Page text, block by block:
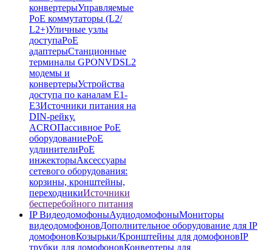
конвертерыУправляемые
PoE коммутаторы (L2/
L2+)Уличные узлы
доступаPoE
адаптерыСтанционные
терминалы GPONVDSL2
модемы и
конвертерыУстройства
доступа по каналам E1-
E3Источники питания на
DIN-рейку.
ACROПассивное PoE
оборудованиеPoE
удлинителиPoE
инжекторыАксессуары
сетевого оборудования:
корзины, кронштейны,
переходникиИсточники
бесперебойного питания
IP ВидеодомофоныАудиодомофоныМониторы
видеодомофоновДополнительное оборудование для IP
домофоновКозырьки/Кронштейны для домофоновIP
трубки для домофоновКонвертеры для